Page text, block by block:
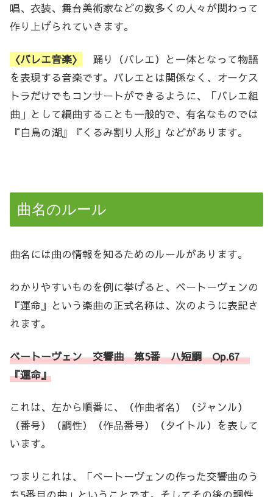
唱、衣装、舞台美術家などの数多くの人々が関わって
作り上げられていきます。
〈バレエ音楽〉
踊り（バレエ）と一体となって物語
を表現する音楽です。バレエとは関係なく、オーケス
トラだけでもコンサートができるように、「バレエ組
曲」として編曲することも一般的で、有名なものでは
『白鳥の湖』『くるみ割り人形』などがあります。
曲名のルール
曲名には曲の情報を知るためのルールがあります。
わかりやすいものを例に挙げると、ベートーヴェンの
『運命』という楽曲の正式名称は、次のように表記さ
れます。
ベートーヴェン 交響曲 第5番 ハ短調Op.67
『運命』
これは、左から順番に、（作曲者名）（ジャンル）
（番号）（調性）（作品番号）（タイトル）を表して
います。
つまりこれは、「ベートーヴェンの作った交響曲のう